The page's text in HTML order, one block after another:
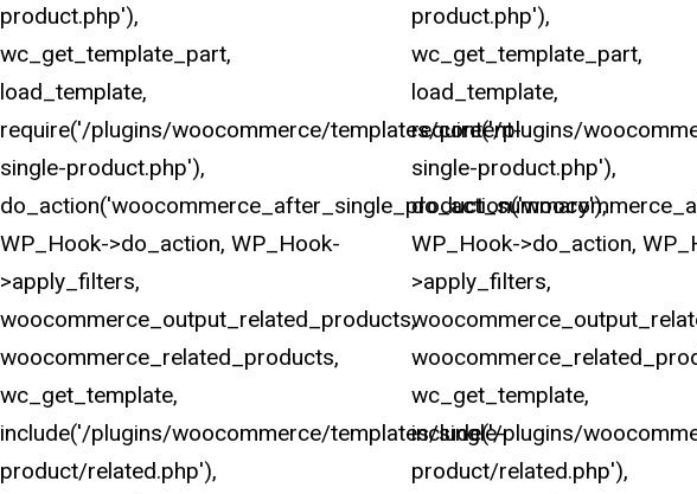
product.php'),
wc_get_template_part,
load_template,
require('/plugins/woocommerce/templates/content-
single-product.php'),
do_action('woocommerce_after_single_product_summary'),
WP_Hook->do_action, WP_Hook-
>apply_filters,
woocommerce_output_related_products,
woocommerce_related_products,
wc_get_template,
include('/plugins/woocommerce/templates/single-
product/related.php'),
product.php'),
wc_get_template_part,
load_template,
require('/plugins/
single-product.php'),
WP_Hook->do_action,
>apply_filters,
wc_get_template,
include('/plugins/
product/related.php'),